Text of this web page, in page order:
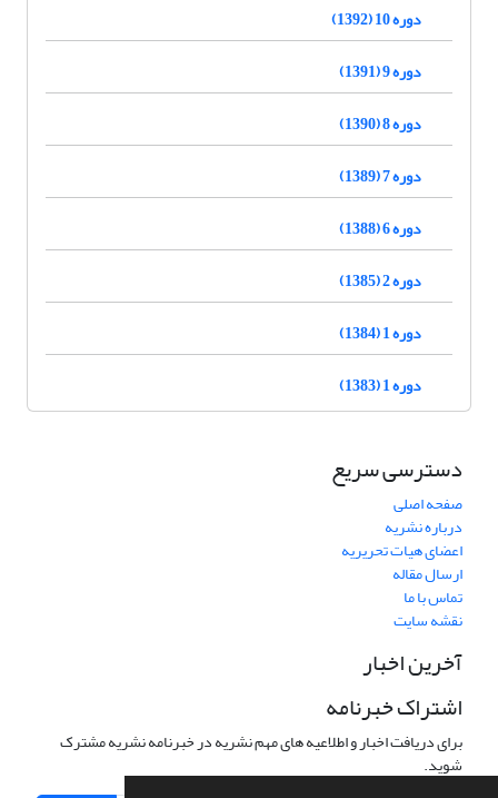
دوره 10 (1392)
دوره 9 (1391)
دوره 8 (1390)
دوره 7 (1389)
دوره 6 (1388)
دوره 2 (1385)
دوره 1 (1384)
دوره 1 (1383)
دسترسی سریع
صفحه اصلی
درباره نشریه
اعضای هیات تحریریه
ارسال مقاله
تماس با ما
نقشه سایت
آخرین اخبار
اشتراک خبرنامه
برای دریافت اخبار و اطلاعیه های مهم نشریه در خبرنامه نشریه مشترک
شوید.